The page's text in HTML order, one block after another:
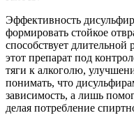
Эффективность
формировать стойкое
способствует
этот препарат под
тяги к алкоголю,
понимать, что
зависимость, а лишь
делая потребление